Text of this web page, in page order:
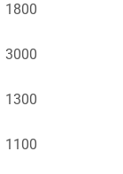
1800
3000
1300
1100